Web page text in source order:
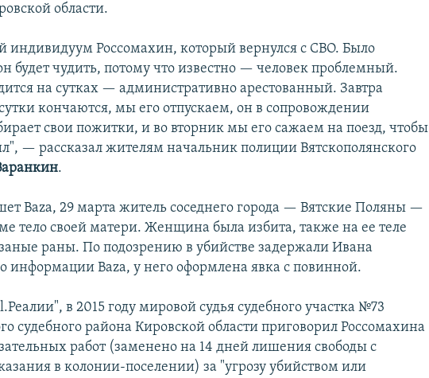
области.
индивидуум Россомахин, который вернулся с СВО. Было
будет чудить, потому что известно — человек проблемный.
на сутках — административно арестованный. Завтра
кончаются, мы его отпускаем, он в сопровождении
свои пожитки, и во вторник мы его сажаем на поезд, чтобы
— рассказал жителям начальник полиции Вятскополянского
.
Baza, 29 марта житель соседнего города — Вятские Поляны —
тело своей матери. Женщина была избита, также на ее теле
раны. По подозрению в убийстве задержали Ивана
информации Baza, у него оформлена явка с повинной.
в 2015 году мировой судья судебного участка №73
судебного района Кировской области приговорил Россомахина
работ (заменено на 14 дней лишения свободы с
в колонии-поселении) за "угрозу убийством или